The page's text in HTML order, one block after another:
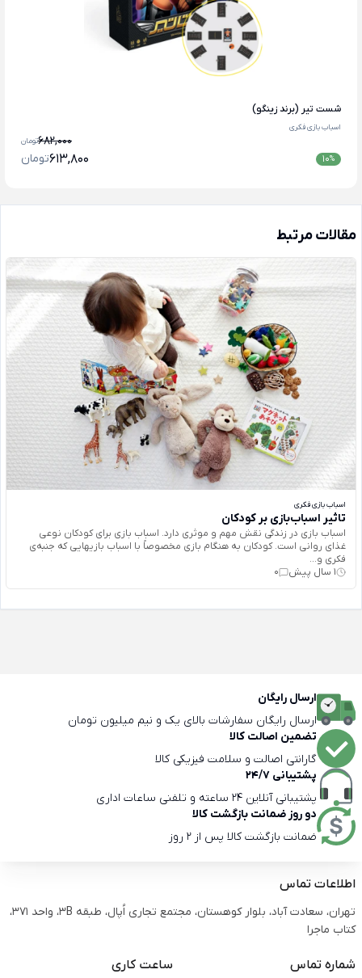
شست تیر (برند زینگو)
اسباب بازی فکری
تومان682,000
%
10 تومان613,800
مقالات مرتبط
اسباب بازی فکری
تاثیر اسباب‌بازی بر کودکان
اسباب بازی در زندگی نقش مهم و موثری دارد. اسباب بازی برای كودكان نوعی
غذای روانی است. كودكان به هنگام بازی مخصوصاً با اسباب بازيهايی كه جنبه‌ی
فكری و...
1 سال پیش
0
ارسال رایگان
ارسال رایگان سفارشات بالای یک و نیم میلیون تومان
تضمین اصالت کالا
گارانتی اصالت و سلامت فیزیکی کالا
پشتیبانی 24/7
پشتیبانی آنلاین 24 ساعته و تلفنی ساعات اداری
دو روز ضمانت بازگشت کالا
ضمانت بازگشت کالا پس از 2 روز
اطلاعات تماس
تهران، سعادت آباد، بلوار کوهستان، مجتمع تجاری اُپال، طبقه 3B، واحد 371،
کتاب ماجرا
شماره تماس ساعت کاری